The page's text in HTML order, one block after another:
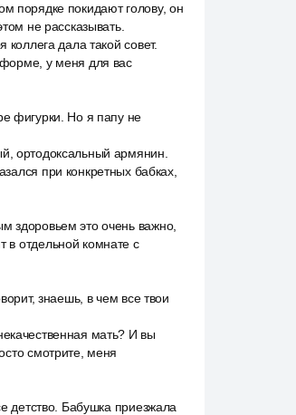
порядке покидают голову, он
не рассказывать.
дала такой совет.
у меня для вас
фигурки. Но я папу не
ортодоксальный армянин.
при конкретных бабках,
здоровьем это очень важно,
отдельной комнате с
знаешь, в чем все твои
мать? И вы
смотрите, меня
детство. Бабушка приезжала